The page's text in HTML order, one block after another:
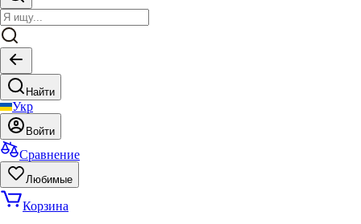
Найти
Укр
Войти
Сравнение
Любимые
Корзина